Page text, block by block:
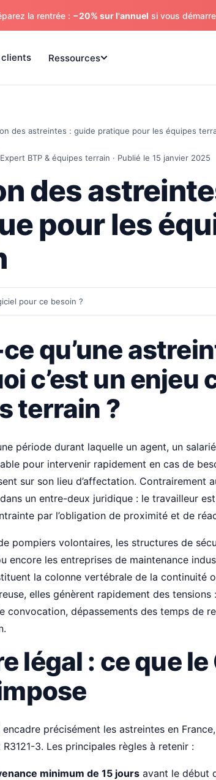
la rentrée : −20% sur l'annuel si vous
clients Ressources
des astreintes : guide pratique pour les équipes
Expert BTP & équipes terrain · Publié le 15 janvier 2025
des
pour les
pour ce besoin ?
ce qu’une
c’est un enjeu
terrain ?
période durant laquelle un agent, un
pour intervenir rapidement en cas de
sur son lieu d’affectation. Contrairement
un entre-deux juridique : le travailleur
par l’obligation de proximité et de
pompiers volontaires, les structures de
encore les entreprises de maintenance
la colonne vertébrale de la continuité
elles génèrent rapidement des
convocation, dépassements des temps de
légal : ce que
précisément les astreintes en
3. Les principales règles à retenir :
minimum de 15 jours avant le début